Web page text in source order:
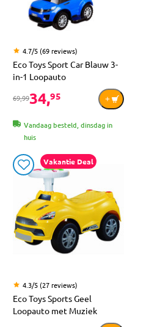
4.7/5 (69 reviews)
Eco Toys Sport Car Blauw 3-
in-1 Loopauto
69,9934,95
Vandaag besteld, dinsdag in
huis
Vakantie Deal
4.3/5 (27 reviews)
Eco Toys Sports Geel
Loopauto met Muziek